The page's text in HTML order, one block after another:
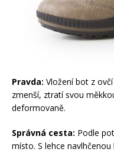
Pravda: Vložení bot z
zmenší, ztratí svou
deformovaně.
Správná cesta: Podle
místo. S lehce